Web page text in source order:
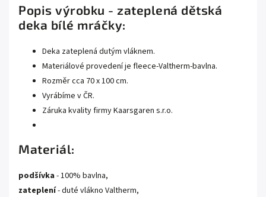
Popis výrobku - zateplená dětská
deka bílé mráčky:
Deka zateplená dutým vláknem.
Materiálové provedení je fleece-Valtherm-bavlna.
Rozměr cca 70 x 100 cm.
Vyrábíme v ČR.
Záruka kvality firmy Kaarsgaren s.r.o.
Materiál:
podšívka - 100% bavlna,
zateplení- duté vlákno Valtherm,